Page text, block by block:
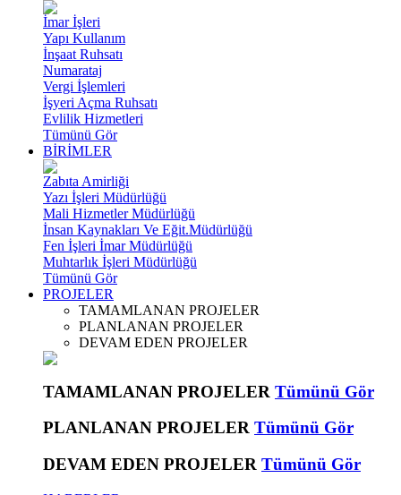
İmar İşleri
Yapı Kullanım
İnşaat Ruhsatı
Numarataj
Vergi İşlemleri
İşyeri Açma Ruhsatı
Evlilik Hizmetleri
Tümünü Gör
BİRİMLER
Zabıta Amirliği
Yazı İşleri Müdürlüğü
Mali Hizmetler Müdürlüğü
İnsan Kaynakları Ve Eğit.Müdürlüğü
Fen İşleri İmar Müdürlüğü
Muhtarlık İşleri Müdürlüğü
Tümünü Gör
PROJELER
TAMAMLANAN PROJELER
PLANLANAN PROJELER
DEVAM EDEN PROJELER
TAMAMLANAN PROJELER Tümünü Gör
PLANLANAN PROJELER Tümünü Gör
DEVAM EDEN PROJELER Tümünü Gör